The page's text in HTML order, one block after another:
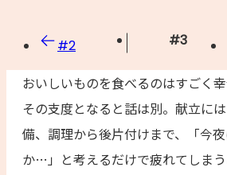
#2 #3
おいしいものを食べるのはすごく幸
その支度となると話は別。献立に
備、調理から後片付けまで、「今
か…」と考えるだけで疲れてしまう